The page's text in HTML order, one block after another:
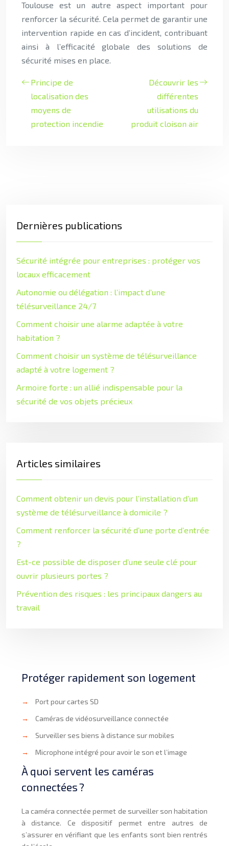
Toulouse est un autre aspect important pour
renforcer la sécurité. Cela permet de garantir une
intervention rapide en cas d’incident, contribuant
ainsi à l’efficacité globale des solutions de
sécurité mises en place.
Principe de
localisation des
moyens de
protection incendie
Découvrir les
différentes
utilisations du
produit cloison air
Dernières publications
Sécurité intégrée pour entreprises : protéger vos
locaux efficacement
Autonomie ou délégation : l’impact d’une
télésurveillance 24/7
Comment choisir une alarme adaptée à votre
habitation ?
Comment choisir un système de télésurveillance
adapté à votre logement ?
Armoire forte : un allié indispensable pour la
sécurité de vos objets précieux
Articles similaires
Comment obtenir un devis pour l’installation d’un
système de télésurveillance à domicile ?
Comment renforcer la sécurité d’une porte d’entrée
?
Est-ce possible de disposer d’une seule clé pour
ouvrir plusieurs portes ?
Prévention des risques : les principaux dangers au
travail
Protéger rapidement son logement
→
Port pour cartes SD
→
Caméras de vidéosurveillance connectée
→
Surveiller ses biens à distance sur mobiles
→
Microphone intégré pour avoir le son et l’image
À quoi servent les caméras
connectées ?
La caméra connectée permet de surveiller son habitation
à distance. Ce dispositif permet entre autres de
s’assurer en vérifiant que les enfants sont bien rentrés